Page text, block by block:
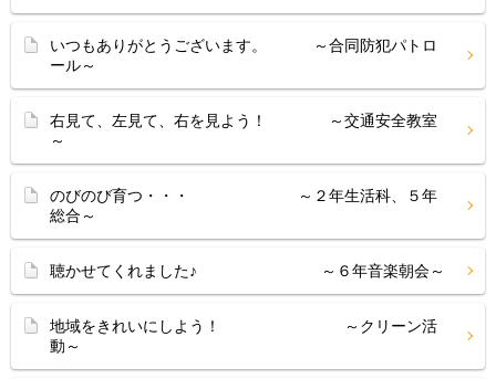
いつもありがとうございます。 ～合同防犯パトロ
ール～
右見て、左見て、右を見よう！ ～交通安全教室
～
のびのび育つ・・・ ～２年生活科、５年
総合～
聴かせてくれました♪ ～６年音楽朝会～
地域をきれいにしよう！ ～クリーン活
動～